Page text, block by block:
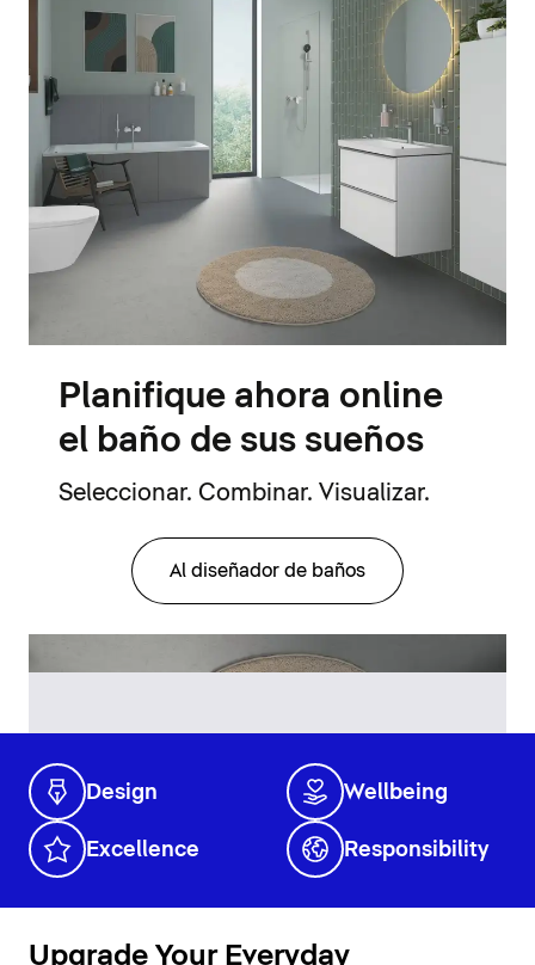
Planifique ahora online
el baño de sus sueños
Seleccionar. Combinar. Visualizar.
Al diseñador de baños
Design Wellbeing
Excellence Responsibility
Upgrade Your Everyday